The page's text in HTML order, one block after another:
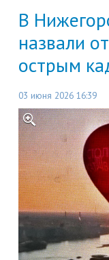
В
назвали
острым
03 июня 2026 16:39